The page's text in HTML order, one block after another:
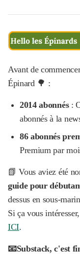
Avant de
Épinard 🌳 :
2014 abonnés:
abonnés à la
86 abonnés
Premium par
📗 Vous aviez été
guide pour
dessus en sous-
Si ça vous
ICI.
📧Substack, c'est